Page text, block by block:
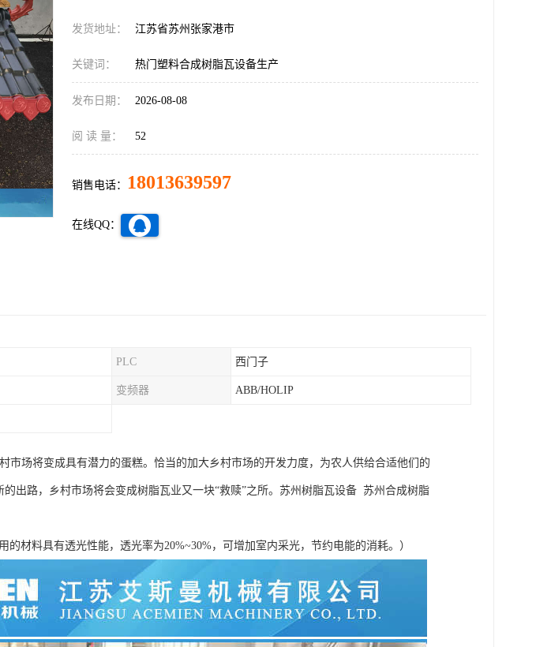
发货地址： 江苏省苏州张家港市
关键词： 热门塑料合成树脂瓦设备生产
发布日期： 2026-08-08
阅 读 量： 52
销售电话： 18013639597
在线QQ：
PLC 西门子
变频器 ABB/HOLIP
市场将变成具有潜力的蛋糕。恰当的加大乡村市场的开发力度，为农人供给合适他们的
出路，乡村市场将会变成树脂瓦业又一块“救赎”之所。苏州树脂瓦设备 苏州合成树脂
材料具有透光性能，透光率为20%~30%，可增加室内采光，节约电能的消耗。）